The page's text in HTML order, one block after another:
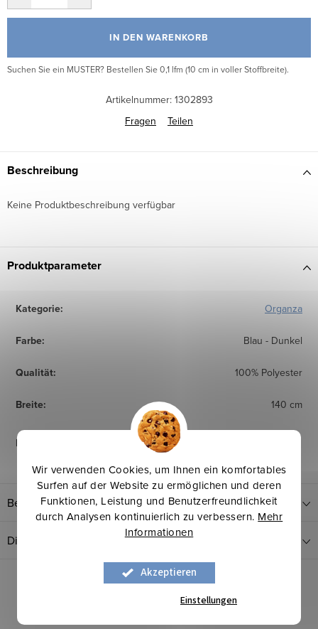
Wir verwenden Cookies, um Ihnen ein komfortables
Surfen auf der Website zu ermöglichen und deren
Funktionen, Leistung und Benutzerfreundlichkeit
durch Analysen kontinuierlich zu verbessern. Mehr
Informationen
Akzeptieren
Einstellungen
IN DEN WARENKORB
Suchen Sie ein MUSTER? Bestellen Sie 0,1 lfm (10 cm in voller Stoffbreite).
Artikelnummer: 1302893
Fragen
Teilen
Beschreibung
Keine Produktbeschreibung verfügbar
Produktparameter
Kategorie: Organza
Farbe: Blau - Dunkel
Qualität: 100% Polyester
Breite: 140 cm
Pflegehinweise
Bewertung
Diskussion